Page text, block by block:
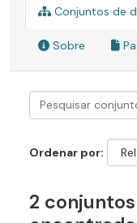
Conjuntos de
Sobre
Ordenar por
2